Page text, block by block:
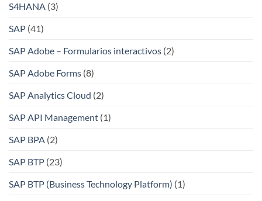
S4HANA (3)
SAP (41)
SAP Adobe – Formularios interactivos (2)
SAP Adobe Forms (8)
SAP Analytics Cloud (2)
SAP API Management (1)
SAP BPA (2)
SAP BTP (23)
SAP BTP (Business Technology Platform) (1)